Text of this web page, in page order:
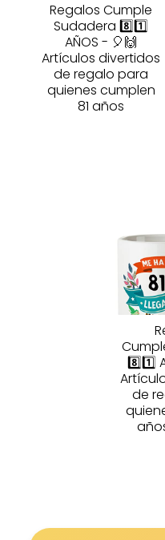
Regalos Cumple
Sudadera 8️⃣1️⃣
AÑOS - 🎈🙌
Artículos divertidos
de regalo para
quienes cumplen
81 años
8️⃣1️⃣
de